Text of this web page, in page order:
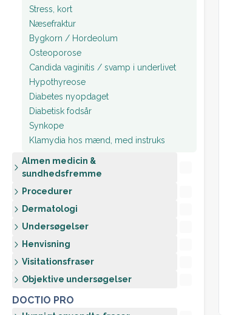
Stress, kort
Næsefraktur
Bygkorn / Hordeolum
Osteoporose
Candida vaginitis / svamp i underlivet
Hypothyreose
Diabetes nyopdaget
Diabetisk fodsår
Synkope
Klamydia hos mænd, med instruks
Almen medicin &
sundhedsfremme
Procedurer
Dermatologi
Undersøgelser
Henvisning
Visitationsfraser
Objektive undersøgelser
DOCTIO PRO